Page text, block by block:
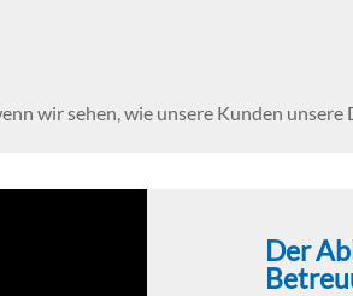
wir sehen, wie unsere Kunden
Der